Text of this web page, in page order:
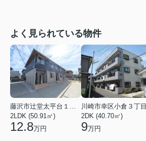
よく見られている物件
藤沢市辻堂太平台１丁目
2LDK (50.91㎡)
12.8万円
川崎市幸区小倉３丁目
2DK (40.70㎡)
9万円